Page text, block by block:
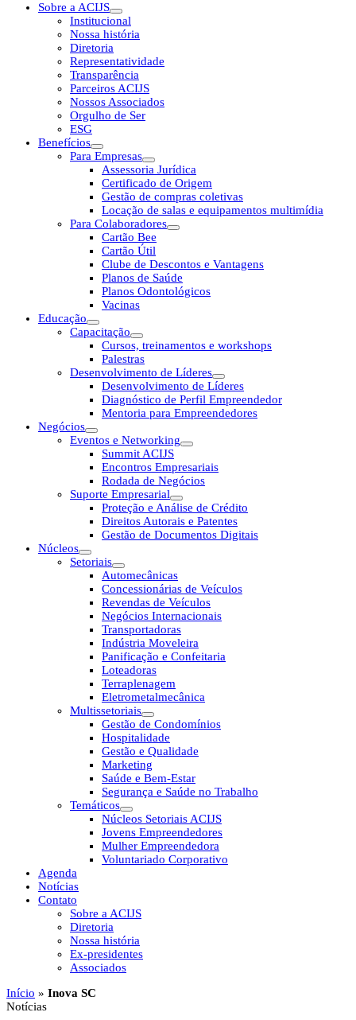
Sobre a ACIJS
Institucional
Nossa história
Diretoria
Representatividade
Transparência
Parceiros ACIJS
Nossos Associados
Orgulho de Ser
ESG
Benefícios
Para Empresas
Assessoria Jurídica
Certificado de Origem
Gestão de compras coletivas
Locação de salas e equipamentos multimídia
Para Colaboradores
Cartão Bee
Cartão Útil
Clube de Descontos e Vantagens
Planos de Saúde
Planos Odontológicos
Vacinas
Educação
Capacitação
Cursos, treinamentos e workshops
Palestras
Desenvolvimento de Líderes
Desenvolvimento de Líderes
Diagnóstico de Perfil Empreendedor
Mentoria para Empreendedores
Negócios
Eventos e Networking
Summit ACIJS
Encontros Empresariais
Rodada de Negócios
Suporte Empresarial
Proteção e Análise de Crédito
Direitos Autorais e Patentes
Gestão de Documentos Digitais
Núcleos
Setoriais
Automecânicas
Concessionárias de Veículos
Revendas de Veículos
Negócios Internacionais
Transportadoras
Indústria Moveleira
Panificação e Confeitaria
Loteadoras
Terraplenagem
Eletrometalmecânica
Multissetoriais
Gestão de Condomínios
Hospitalidade
Gestão e Qualidade
Marketing
Saúde e Bem-Estar
Segurança e Saúde no Trabalho
Temáticos
Núcleos Setoriais ACIJS
Jovens Empreendedores
Mulher Empreendedora
Voluntariado Corporativo
Agenda
Notícias
Contato
Sobre a ACIJS
Diretoria
Nossa história
Ex-presidentes
Associados
Início » Inova SC
Notícias